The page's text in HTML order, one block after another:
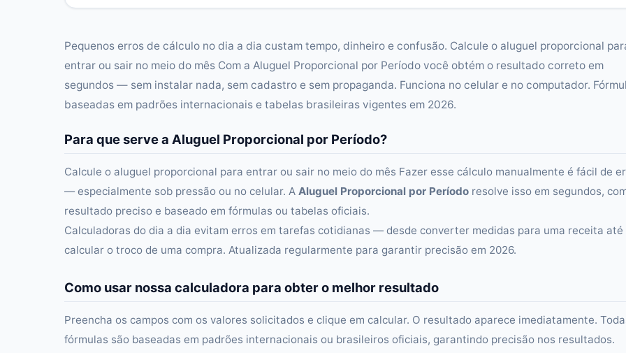
Pequenos erros de cálculo no dia a dia custam tempo, dinheiro e confusão. Calcule o aluguel proporcional
entrar ou sair no meio do mês Com a Aluguel Proporcional por Período você obtém o resultado correto em
segundos — sem instalar nada, sem cadastro e sem propaganda. Funciona no celular e no computador.
baseadas em padrões internacionais e tabelas brasileiras vigentes em 2026.
Para que serve a Aluguel Proporcional por Período?
Calcule o aluguel proporcional para entrar ou sair no meio do mês Fazer esse cálculo manualmente é fácil de
— especialmente sob pressão ou no celular. A Aluguel Proporcional por Período resolve isso em segundos,
resultado preciso e baseado em fórmulas ou tabelas oficiais.
Calculadoras do dia a dia evitam erros em tarefas cotidianas — desde converter medidas para uma receita até
calcular o troco de uma compra. Atualizada regularmente para garantir precisão em 2026.
Como usar nossa calculadora para obter o melhor resultado
Preencha os campos com os valores solicitados e clique em calcular. O resultado aparece imediatamente.
fórmulas são baseadas em padrões internacionais ou brasileiros oficiais, garantindo precisão nos resultados.